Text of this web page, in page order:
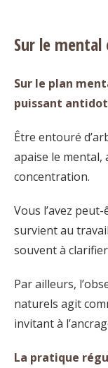
Sur le
Sur le plan
puissant
Être entouré
apaise le mental,
concentration.
Vous l’avez
survient au
souvent à
Par ailleurs,
naturels agit
invitant à
La pratique